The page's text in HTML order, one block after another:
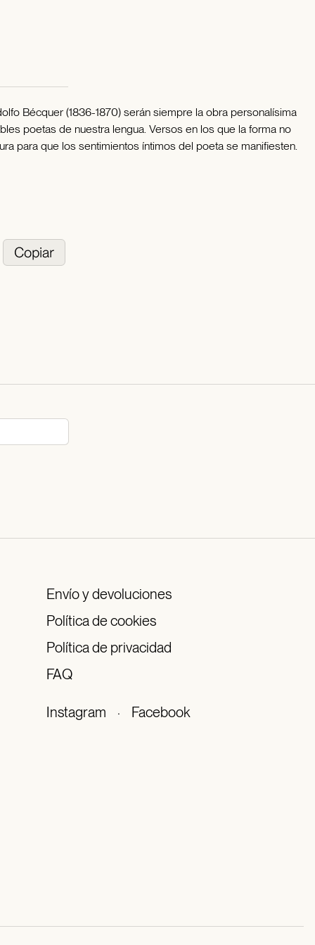
Bécquer (1836-1870) serán siempre la obra personalísima
poetas de nuestra lengua. Versos en los que la forma no
para que los sentimientos íntimos del poeta se manifiesten.
Envío y devoluciones
Política de cookies
Política de privacidad
FAQ
Instagram · Facebook